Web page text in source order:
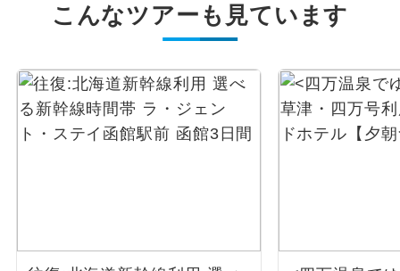
こんなツアーも見ています